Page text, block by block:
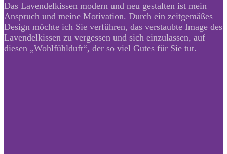
Das Lavendelkissen modern und neu gestalten ist mein
Anspruch und meine Motivation. Durch ein zeitgemäßes
Design möchte ich Sie verführen, das verstaubte Image des
Lavendelkissen zu vergessen und sich einzulassen, auf
diesen „Wohlfühlduft“, der so viel Gutes für Sie tut.